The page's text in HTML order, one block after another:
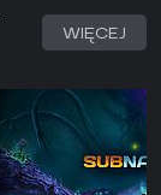
WIĘCEJ